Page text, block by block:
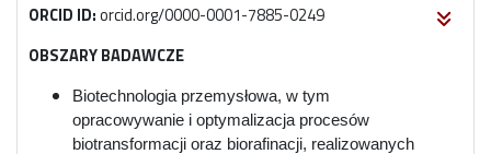
ORCID ID:orcid.org/0000-0001-7885-0249
OBSZARY BADAWCZE
Biotechnologia przemysłowa, w tym
opracowywanie i optymalizacja procesów
biotransformacji oraz biorafinacji, realizowanych